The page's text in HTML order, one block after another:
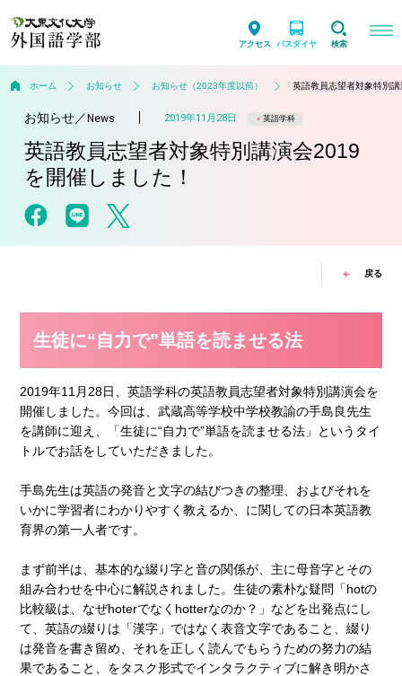
アクセス バスダイヤ 検索
ホーム お知らせ お知らせ（2023年度以前） 英語教員志望者対象特別
お知らせ／ News 2019年11月28日 英語学科
英語教員志望者対象特別講演会2019
を開催しました！
戻る
生徒に“自力で”単語を読ませる法
2019年11月28日、英語学科の英語教員志望者対象特別講演会を
開催しました。今回は、武蔵高等学校中学校教諭の手島良先生
を講師に迎え、「生徒に“自力で”単語を読ませる法」というタイ
トルでお話をしていただきました。
手島先生は英語の発音と文字の結びつきの整理、およびそれを
いかに学習者にわかりやすく教えるか、に関しての日本英語教
育界の第一人者です。
まず前半は、基本的な綴り字と音の関係が、主に母音字とその
組み合わせを中心に解説されました。生徒の素朴な疑問「hotの
比較級は、なぜhoterでなくhotterなのか？」などを出発点にし
て、英語の綴りは「漢字」ではなく表音文字であること、綴り
は発音を書き留め、それを正しく読んでもらうための努力の結
果であること、をタスク形式でインタラクティブに解き明かさ